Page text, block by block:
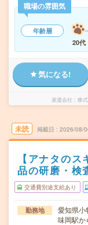
職場の雰囲気
年齢層
20代
気になる!
派遣会社 株
未読 掲載日 2026/08/
【アナタの
品の研磨・検
交通費別途支給あり
勤務地
愛知県小
味岡駅か